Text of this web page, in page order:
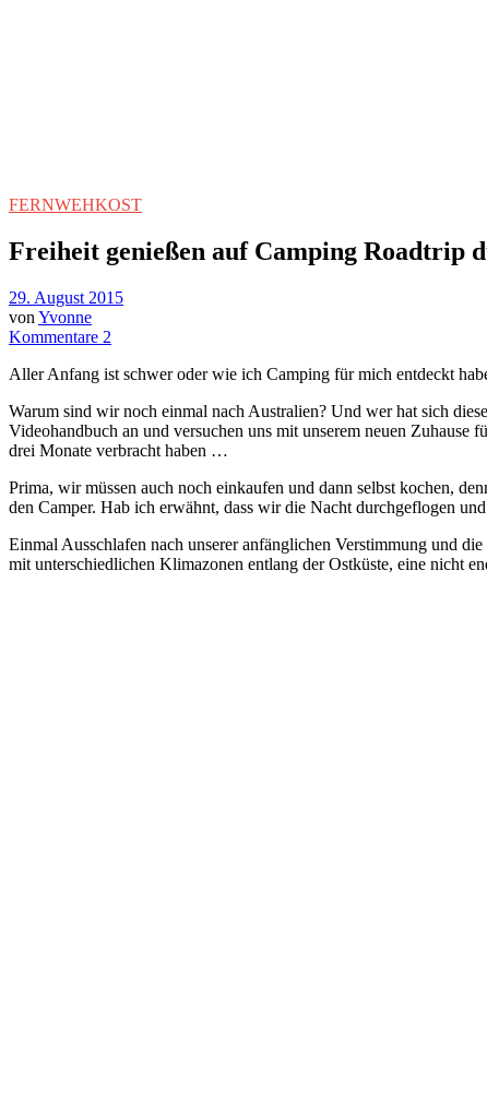
FERNWEHKOST
Freiheit genießen auf Camping Roadtrip
29. August 2015
von Yvonne
Kommentare 2
Aller Anfang ist schwer oder wie ich Camping für mich entdeckt
Warum sind wir noch einmal nach Australien? Und wer hat sich
Videohandbuch an und versuchen uns mit unserem neuen
drei Monate verbracht haben …
Prima, wir müssen auch noch einkaufen und dann selbst kochen,
den Camper. Hab ich erwähnt, dass wir die Nacht durchgeflogen
Einmal Ausschlafen nach unserer anfänglichen Verstimmung und
mit unterschiedlichen Klimazonen entlang der Ostküste, eine nicht